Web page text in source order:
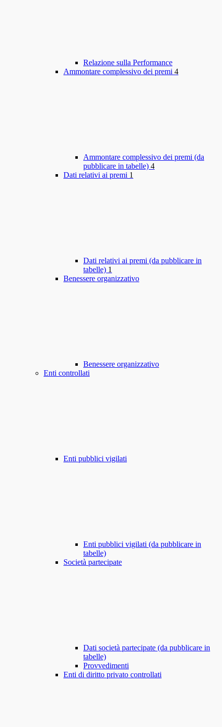
Relazione sulla Performance
Ammontare complessivo dei premi 4
Ammontare complessivo dei premi (da
pubblicare in tabelle) 4
Dati relativi ai premi 1
Dati relativi ai premi (da pubblicare in
tabelle) 1
Benessere organizzativo
Benessere organizzativo
Enti controllati
Enti pubblici vigilati
Enti pubblici vigilati (da pubblicare in
tabelle)
Società partecipate
Dati società partecipate (da pubblicare in
tabelle)
Provvedimenti
Enti di diritto privato controllati